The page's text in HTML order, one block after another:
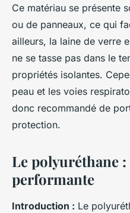
Ce matériau se présente
ou de panneaux, ce qui
ailleurs, la laine de verre
ne se tasse pas dans le
propriétés isolantes.
peau et les voies
donc recommandé de
protection.
Le polyuréthane
performante
Introduction : Le